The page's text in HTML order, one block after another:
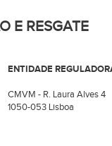
E RESGATE
ENTIDADE
CMVM - R. Laura Alves 4
1050-053 Lisboa